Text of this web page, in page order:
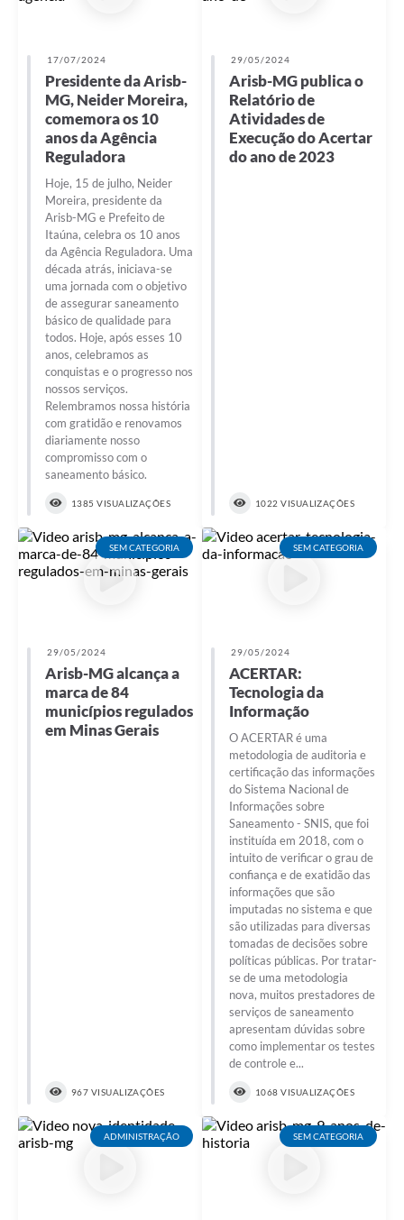
17/07/2024
Presidente da Arisb-
MG, Neider Moreira,
comemora os 10
anos da Agência
Reguladora
Hoje, 15 de julho, Neider
Moreira, presidente da
Arisb-MG e Prefeito de
Itaúna, celebra os 10 anos
da Agência Reguladora. Uma
década atrás, iniciava-se
uma jornada com o objetivo
de assegurar saneamento
básico de qualidade para
todos. Hoje, após esses 10
anos, celebramos as
conquistas e o progresso nos
nossos serviços.
Relembramos nossa história
com gratidão e renovamos
diariamente nosso
compromisso com o
saneamento básico.
1385 VISUALIZAÇÕES
29/05/2024
Arisb-MG publica o
Relatório de
Atividades de
Execução do Acertar
do ano de 2023
1022 VISUALIZAÇÕES
SEM CATEGORIA
29/05/2024
Arisb-MG alcança a
marca de 84
municípios regulados
em Minas Gerais
967 VISUALIZAÇÕES
SEM CATEGORIA
29/05/2024
ACERTAR:
Tecnologia da
Informação
O ACERTAR é uma
metodologia de auditoria e
certificação das informações
do Sistema Nacional de
Informações sobre
Saneamento - SNIS, que foi
instituída em 2018, com o
intuito de verificar o grau de
confiança e de exatidão das
informações que são
imputadas no sistema e que
são utilizadas para diversas
tomadas de decisões sobre
políticas públicas. Por tratar-
se de uma metodologia
nova, muitos prestadores de
serviços de saneamento
apresentam dúvidas sobre
como implementar os testes
de controle e...
1068 VISUALIZAÇÕES
ADMINISTRAÇÃO SEM CATEGORIA